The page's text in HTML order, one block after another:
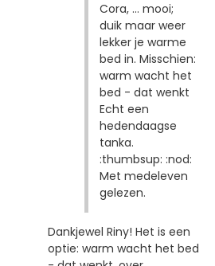
Cora, ... mooi;
duik maar weer
lekker je warme
bed in. Misschien:
warm wacht het
bed - dat wenkt
Echt een
hedendaagse
tanka.
:thumbsup: :nod:
Met medeleven
gelezen.
Dankjewel Riny! Het is een
optie: warm wacht het bed